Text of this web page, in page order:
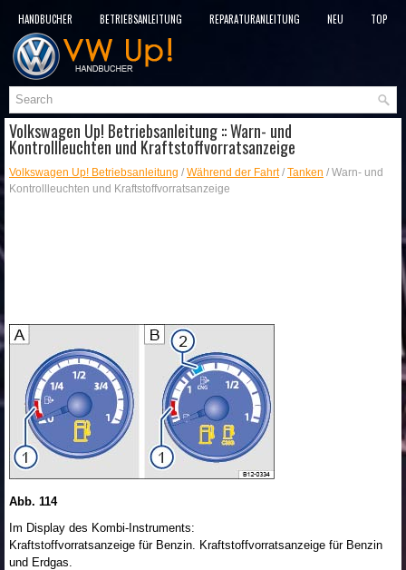
HANDBÜCHER BETRIEBSANLEITUNG REPARATURANLEITUNG NEU
TOP
SITEMAP
Volkswagen Up! Betriebsanleitung :: Warn- und
Kontrollleuchten und Kraftstoffvorratsanzeige
Volkswagen Up! Betriebsanleitung / Während der Fahrt/ Tanken / Warn- und
Kontrollleuchten und Kraftstoffvorratsanzeige
Abb. 114
Im Display des Kombi-Instruments:
Kraftstoffvorratsanzeige für Benzin. Kraftstoffvorratsanzeige für Benzin
und Erdgas.